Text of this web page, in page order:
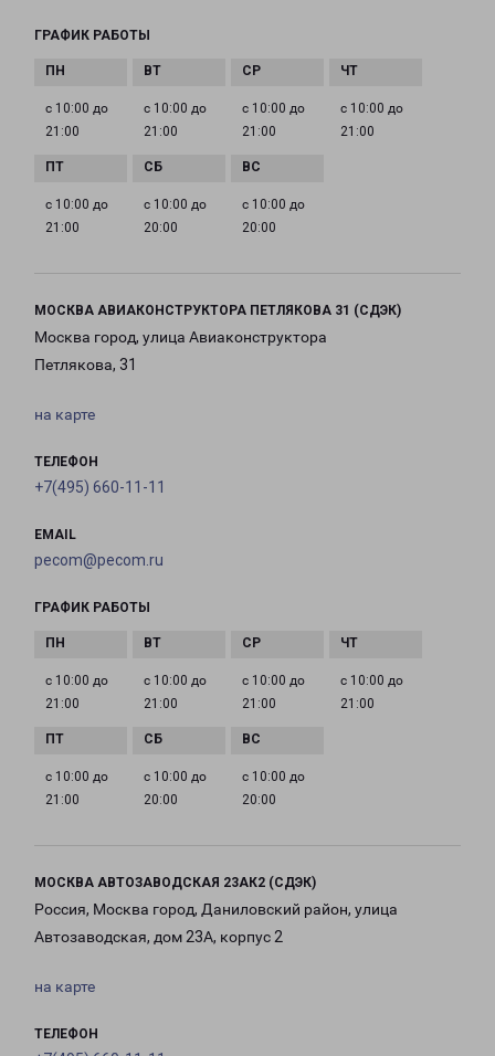
ГРАФИК РАБОТЫ
с 10:00 до
21:00
с 10:00 до
21:00
с 10:00 до
21:00
с 10:00 до
21:00
с 10:00 до
21:00
с 10:00 до
20:00
с 10:00 до
20:00
МОСКВА АВИАКОНСТРУКТОРА ПЕТЛЯКОВА 31 (СДЭК)
Москва город, улица Авиаконструктора
Петлякова, 31
на карте
ТЕЛЕФОН
+7(495) 660-11-11
EMAIL
pecom@pecom.ru
ГРАФИК РАБОТЫ
с 10:00 до
21:00
с 10:00 до
21:00
с 10:00 до
21:00
с 10:00 до
21:00
с 10:00 до
21:00
с 10:00 до
20:00
с 10:00 до
20:00
МОСКВА АВТОЗАВОДСКАЯ 23АК2 (СДЭК)
Россия, Москва город, Даниловский район, улица
Автозаводская, дом 23А, корпус 2
на карте
ТЕЛЕФОН